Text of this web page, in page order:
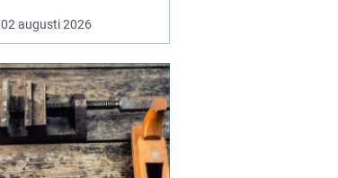
strategi för många
företag. I stället för att
utrustning väljer allt fler
att hyra. Det frigör både
pengar o...
02 augusti 2026